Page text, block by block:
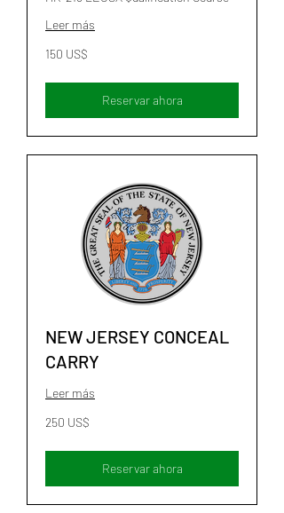
Leer más
150
dólares
150 US$
Reservar ahora
NEW JERSEY CONCEAL
CARRY
Leer más
250
dólares
250 US$
Reservar ahora